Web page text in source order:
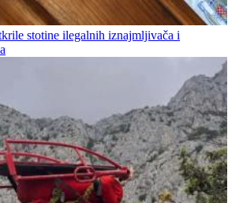
stotine ilegalnih iznajmljivača i